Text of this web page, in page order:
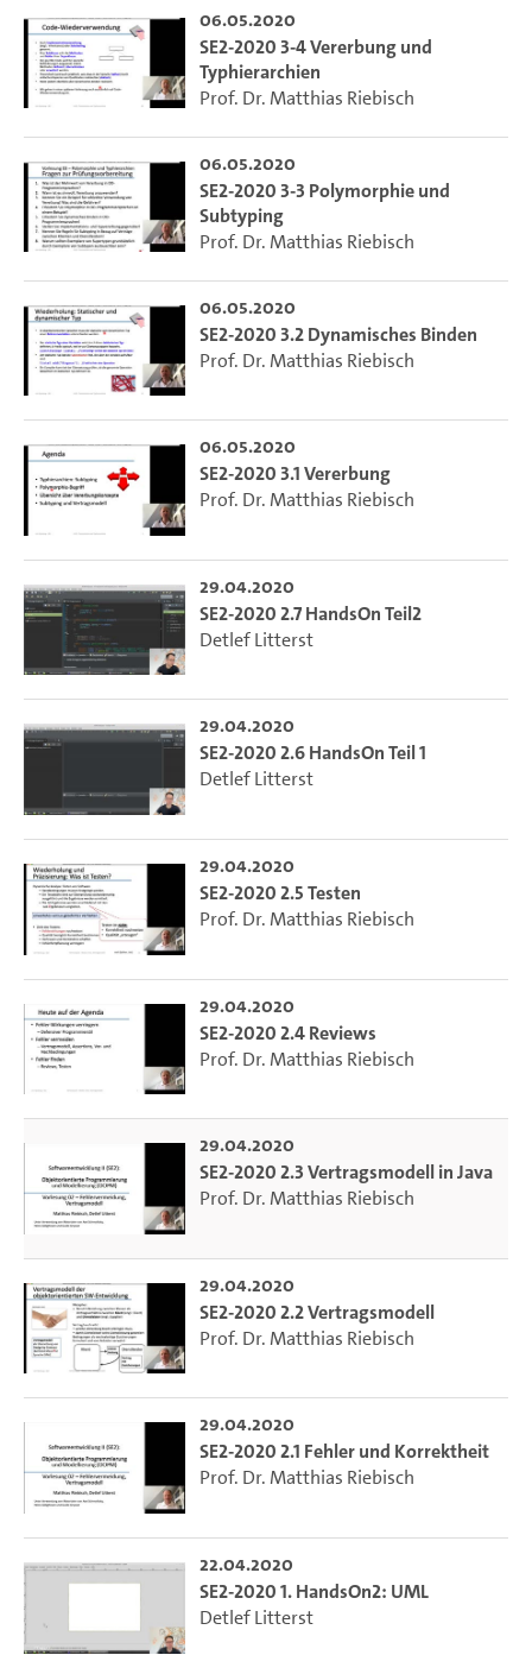
06.05.2020
SE2-2020 3-4 Vererbung und
Typhierarchien
Prof. Dr. Matthias Riebisch
06.05.2020
SE2-2020 3-3 Polymorphie und
Subtyping
Prof. Dr. Matthias Riebisch
06.05.2020
SE2-2020 3.2 Dynamisches Binden
Prof. Dr. Matthias Riebisch
06.05.2020
SE2-2020 3.1 Vererbung
Prof. Dr. Matthias Riebisch
29.04.2020
SE2-2020 2.7 HandsOn Teil2
Detlef Litterst
29.04.2020
SE2-2020 2.6 HandsOn Teil 1
Detlef Litterst
29.04.2020
SE2-2020 2.5 Testen
Prof. Dr. Matthias Riebisch
29.04.2020
SE2-2020 2.4 Reviews
Prof. Dr. Matthias Riebisch
29.04.2020
SE2-2020 2.3 Vertragsmodell in Java
Prof. Dr. Matthias Riebisch
29.04.2020
SE2-2020 2.2 Vertragsmodell
Prof. Dr. Matthias Riebisch
29.04.2020
SE2-2020 2.1 Fehler und Korrektheit
Prof. Dr. Matthias Riebisch
22.04.2020
SE2-2020 1. HandsOn2: UML
Detlef Litterst